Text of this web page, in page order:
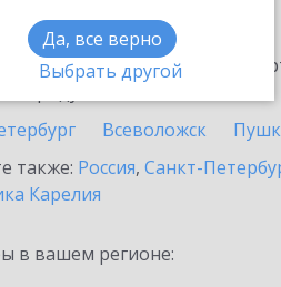
Да, все верно
Выбрать другой
с информационными
продукта.
Всеволожск
также: Россия, Санкт-
Карелия
в вашем регионе: